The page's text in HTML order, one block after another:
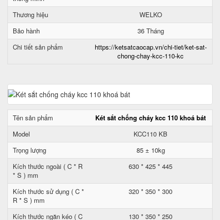
Thương hiệu
WELKO
Bảo hành
36 Tháng
Chi tiết sản phẩm
https://ketsatcaocap.vn/chi-tiet/ket-sat-
chong-chay-kcc-110-kc
Tên sản phẩm
Két sắt chống cháy kcc 110 khoá bát
Model
KCC110 KB
Trọng lượng
85 ± 10kg
Kích thước ngoài ( C * R
* S ) mm
630 * 425 * 445
Kích thước sử dụng ( C *
R * S ) mm
320 * 350 * 300
Kích thước ngăn kéo ( C 130 * 350 * 250